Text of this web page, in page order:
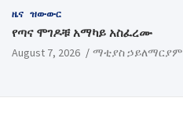
ዜና ዝውውር
የጣና ሞገዶቹ አማካይ አስፈረሙ
August 7, 2026 ማቲያስ ኃይለማርያም